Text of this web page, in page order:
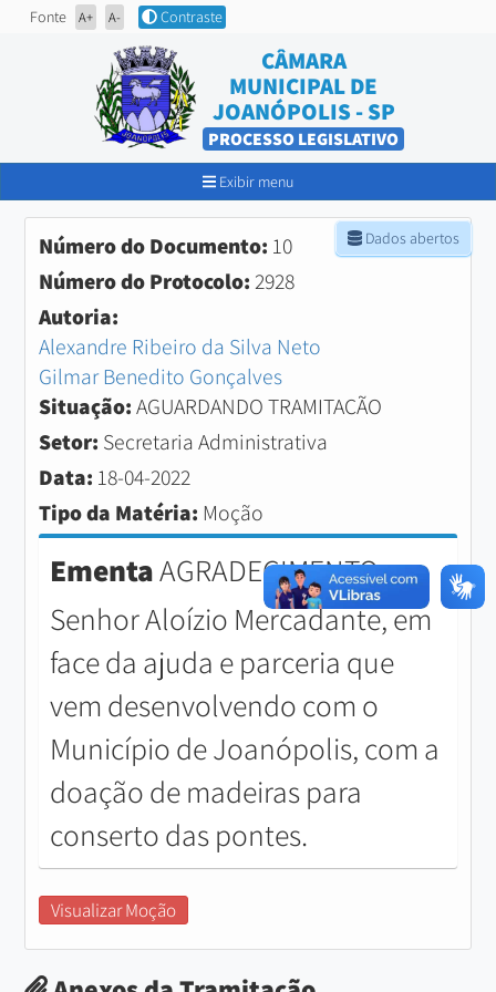
Fonte A+ A- Contraste
CÂMARA
MUNICIPAL DE
JOANÓPOLIS - SP
PROCESSO LEGISLATIVO
Exibir menu
Dados abertos
Número do Documento: 10
Número do Protocolo:2928
Autoria:
Alexandre Ribeiro da Silva Neto
Gilmar Benedito Gonçalves
Situação:AGUARDANDO TRAMITAÇÃO
Setor: Secretaria Administrativa
Data: 18-04-2022
Tipo da Matéria: Moção
EmentaAGRADECIMENTO ao
Senhor Aloízio Mercadante, em
face da ajuda e parceria que
vem desenvolvendo com o
Município de Joanópolis, com a
doação de madeiras para
conserto das pontes.
Visualizar Moção